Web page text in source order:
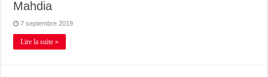
Mahdia
7 septembre 2019
Lire la suite »